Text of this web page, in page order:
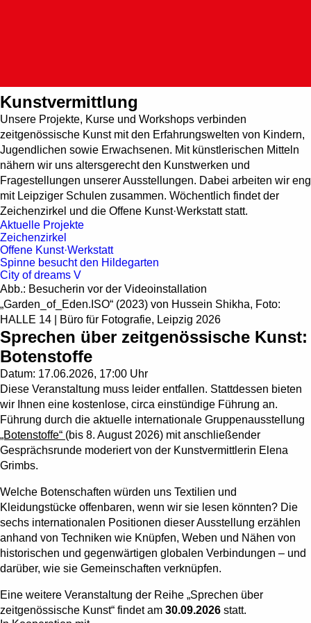
Kunstvermittlung
Unsere Projekte, Kurse und Workshops verbinden
zeitgenössische Kunst mit den Erfahrungswelten von Kindern,
Jugendlichen sowie Erwachsenen. Mit künstlerischen Mitteln
nähern wir uns altersgerecht den Kunstwerken und
Fragestellungen unserer Ausstellungen. Dabei arbeiten wir eng
mit Leipziger Schulen zusammen. Wöchentlich findet der
Zeichenzirkel und die Offene Kunst·Werkstatt statt.
Aktuelle Projekte
Zeichenzirkel
Offene Kunst·Werkstatt
Spinne besucht den Hildegarten
City of dreams V
Abb.: Besucherin vor der Videoinstallation
„Garden_of_Eden.ISO“ (2023) von Hussein Shikha, Foto:
HALLE 14 | Büro für Fotografie, Leipzig 2026
Sprechen über zeitgenössische Kunst:
Botenstoffe
Datum: 17.06.2026, 17:00 Uhr
Diese Veranstaltung muss leider entfallen. Stattdessen bieten
wir Ihnen eine kostenlose, circa einstündige Führung an.
Führung durch die aktuelle internationale Gruppenausstellung
„Botenstoffe“ (bis 8. August 2026) mit anschließender
Gesprächsrunde moderiert von der Kunstvermittlerin Elena
Grimbs.
Welche Botenschaften würden uns Textilien und
Kleidungstücke offenbaren, wenn wir sie lesen könnten? Die
sechs internationalen Positionen dieser Ausstellung erzählen
anhand von Techniken wie Knüpfen, Weben und Nähen von
historischen und gegenwärtigen globalen Verbindungen – und
darüber, wie sie Gemeinschaften verknüpfen.
Eine weitere Veranstaltung der Reihe „Sprechen über
zeitgenössische Kunst“ findet am 30.09.2026 statt.